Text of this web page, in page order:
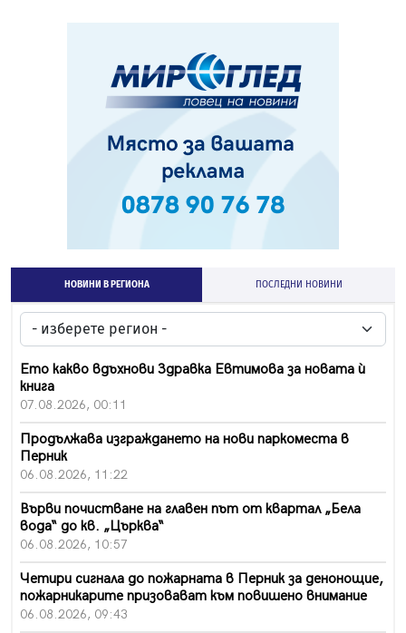
НОВИНИ В РЕГИОНА ПОСЛЕДНИ НОВИНИ
Ето какво вдъхнови Здравка Евтимова за новата ѝ
книга
07.08.2026, 00:11
Продължава изграждането на нови паркоместа в
Перник
06.08.2026, 11:22
Върви почистване на главен път от квартал „Бела
вода“ до кв. „Църква“
06.08.2026, 10:57
Четири сигнала до пожарната в Перник за денонощие,
пожарникарите призовават към повишено внимание
06.08.2026, 09:43